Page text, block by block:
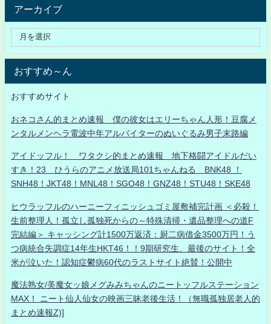
アーカイブ
おすすめ～ん
おすすめサイト
おネコさん的まとめ速報 僕の彼女はエリーちゃん人形！豆腐メ
ンタルメンヘラ電波中年アルバイターのぬいぐるみ男子末路編
アイドッフル！ ワタクシ的まとめ速報 地下格闘アイドルだい
すき！23 ひうらのアニメ放送局101ちゃんねる BNK48 ！
SNH48！JKT48！MNL48！SGO48！GNZ48！STU48！SKE48
ヒウラッフルのハーニーフィニッシュゴミ屋敷補完計画 ＜必殺！
生前整理人！孤立し孤独死からの～特殊清掃・遺品整理への道F
完結編＞ キャッシング計1500万返済：厨二病借金3500万円！う
つ病統合失調症14年生HKT46！！9期研究生、最後のサイト！全
米が泣いた！認知症鬱病60代のラストサイト絶賛！公開中
魔法熟女/美魔女ッ娘メグみみちゃんのニートッフルステーション
MAX！ ニート仙人仙女の映画三昧老後生活！（無職孤独居老人的
まとめ速報Z)]